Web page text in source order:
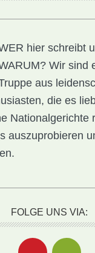
hier schreibt
Wir sind
aus
die es
Nationalgerichte
auszuprobieren
FOLGE UNS VIA: